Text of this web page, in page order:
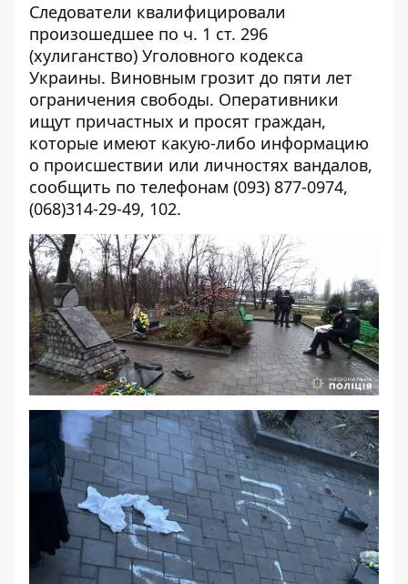
Следователи квалифицировали
произошедшее по ч. 1 ст. 296
(хулиганство) Уголовного кодекса
Украины. Виновным грозит до пяти лет
ограничения свободы. Оперативники
ищут причастных и просят граждан,
которые имеют какую-либо информацию
о происшествии или личностях вандалов,
сообщить по телефонам (093) 877-0974,
(068)314-29-49, 102.